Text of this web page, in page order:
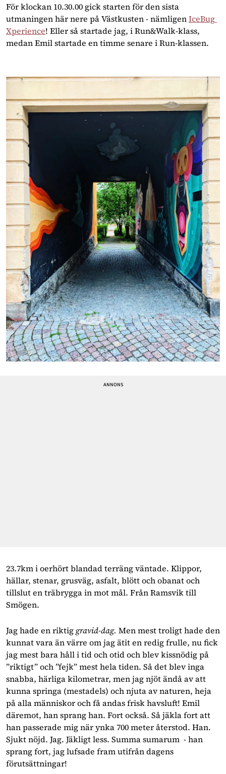
För klockan 10.30.00 gick starten för den sista
utmaningen här nere på Västkusten - nämligen IceBug
Xperience! Eller så startade jag, i Run&Walk-klass,
medan Emil startade en timme senare i Run-klassen.
23.7km i oerhört blandad terräng väntade. Klippor,
hällar, stenar, grusväg, asfalt, blött och obanat och
tillslut en träbrygga in mot mål. Från Ramsvik till
Smögen.
Jag hade en riktig gravid-dag. Men mest troligt hade den
kunnat vara än värre om jag ätit en redig frulle, nu fick
jag mest bara håll i tid och otid och blev kissnödig på
”riktigt” och ”fejk” mest hela tiden. Så det blev inga
snabba, härliga kilometrar, men jag njöt ändå av att
kunna springa (mestadels) och njuta av naturen, heja
på alla människor och få andas frisk havsluft! Emil
däremot, han sprang han. Fort också. Så jäkla fort att
han passerade mig när ynka 700 meter återstod. Han.
Sjukt nöjd. Jag. Jäkligt less. Summa sumarum  - han
sprang fort, jag lufsade fram utifrån dagens
förutsättningar!